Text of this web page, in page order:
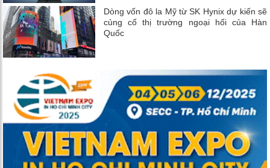
Dòng vốn đô la Mỹ từ SK Hynix dự kiến ​​sẽ
củng cố thị trường ngoại hối của Hàn
Quốc